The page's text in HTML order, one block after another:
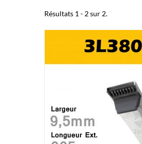
Résultats 1 - 2 sur 2.